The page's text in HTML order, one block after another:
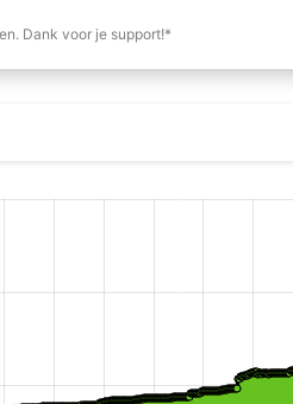
Dank voor je support!*